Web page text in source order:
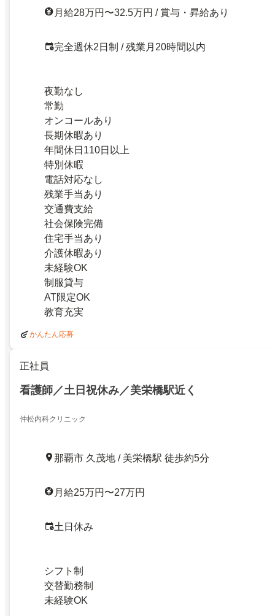
月給28万円〜32.5万円 / 賞与・昇給あり
完全週休2日制 / 残業月20時間以内
夜勤なし
常勤
オンコールあり
長期休暇あり
年間休日110日以上
特別休暇
電話対応なし
残業手当あり
交通費支給
社会保険完備
住宅手当あり
介護休暇あり
未経験OK
制服貸与
AT限定OK
教育充実
かんたん応募
正社員
看護師／土日祝休み／美栄橋駅近く
仲松内科クリニック
那覇市 久茂地 / 美栄橋駅 徒歩約5分
月給25万円〜27万円
土日休み
シフト制
交替勤務制
未経験OK